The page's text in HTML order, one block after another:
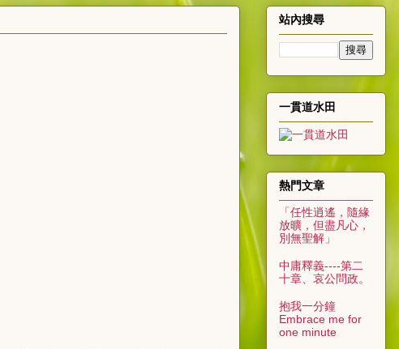
站內搜尋
一貫道水田
熱門文章
「任性逍遙，隨緣
放曠，但盡凡心，
別無聖解」
中庸釋義----第二
十章、哀公問政。
抱我一分鐘
Embrace me for
one minute